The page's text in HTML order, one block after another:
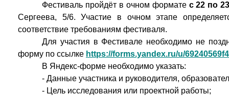
Фестиваль пройдёт в очном формате с 22 по
Сергеева, 5/6. Участие в очном этапе
соответствие требованиям фестиваля.
Для участия в Фестивале необходимо не
форму по ссылке https://forms.yandex.ru/u/
В Яндекс-форме необходимо указать:
- Данные участника и руководителя,
- Цель исследования или проектной работы;